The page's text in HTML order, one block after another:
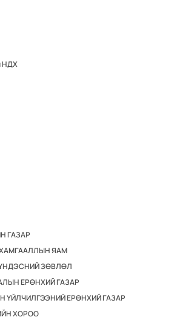
НДХ
ГАЗАР
ЯАМ
ЗӨВЛӨЛ
ЕРӨНХИЙ ГАЗАР
ЕРӨНХИЙ ГАЗАР
ХОРОО